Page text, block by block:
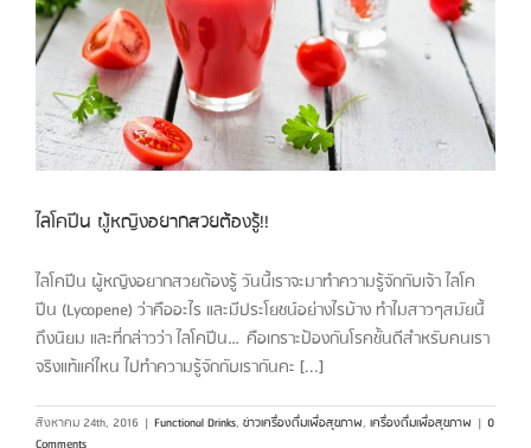
ไลโคปีน ผู้หญิงอยากสวยต้องรู้!!
ไลโคปีน ผู้หญิงอยากสวยต้องรู้ วันนี้เราจะมาทำความรู้จักกับเจ้า ไลโค
ปีน (Lycopene) ว่าคืออะไร และมีประโยชน์อย่างไรบ้าง ทำไมสาวๆสมัยนี้
ถึงนิยม และที่กล่าวว่า ไลโคปีน…คือเกราะป้องกันโรคชั้นดีสำหรับคนเรา
จริงแท้แค่ไหน ไปทำความรู้จักกับเรากันคะ [...]
สิงหาคม 24th, 2016 | Functional Drinks, ข่าวเครื่องดื่มเพื่อสุขภาพ, เครื่องดื่มเพื่อสุขภาพ | 0